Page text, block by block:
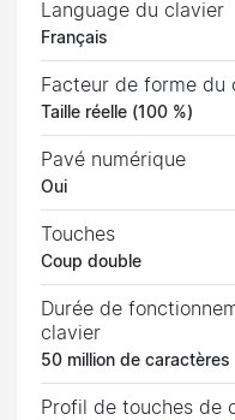
Language du clavier
Français
Facteur de forme du
Taille réelle (100 %)
Pavé numérique
Oui
Touches
Coup double
Durée de
clavier
50 million de caractères
Profil de touches de